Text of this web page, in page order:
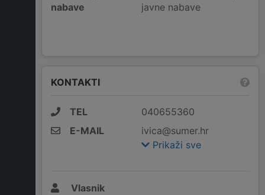
nabave
javne nabave
KONTAKTI
TEL
040655360
E-MAIL
ivica@sumer.hr
Prikaži sve
Vlasnik